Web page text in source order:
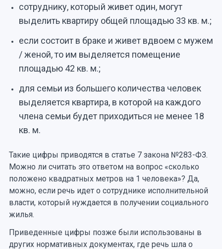
сотруднику, который живет один, могут
выделить квартиру общей площадью 33 кв. м.;
если состоит в браке и живет вдвоем с мужем
/ женой, то им выделяется помещение
площадью 42 кв. м.;
для семьи из большего количества человек
выделяется квартира, в которой на каждого
члена семьи будет приходиться не менее 18
кв. м.
Такие цифры приводятся в статье 7 закона №283-ФЗ.
Можно ли считать это ответом на вопрос «сколько
положено квадратных метров на 1 человека»? Да,
можно, если речь идет о сотруднике исполнительной
власти, который нуждается в получении социального
жилья.
Приведенные цифры позже были использованы в
других нормативных документах, где речь шла о